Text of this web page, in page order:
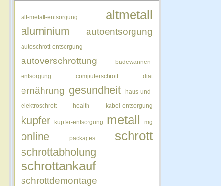
alt-metall-entsorgung altmetall
aluminium autoentsorgung
autoschrott-entsorgung
autoverschrottung badewannen-
entsorgung computerschrott diät
ernährung gesundheit haus-und-
elektroschrott health kabel-entsorgung
kupfer kupfer-entsorgung metall mg
online packages schrott
schrottabholung
schrottankauf
schrottdemontage